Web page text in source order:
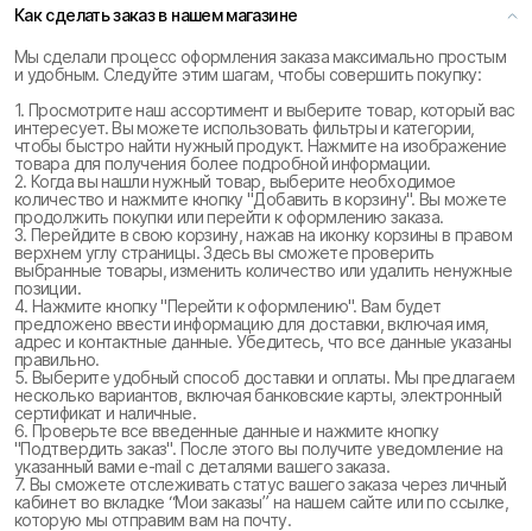
Как сделать заказ в нашем магазине
Мы сделали процесс оформления заказа максимально простым
и удобным. Следуйте этим шагам, чтобы совершить покупку:
1. Просмотрите наш ассортимент и выберите товар, который вас
интересует. Вы можете использовать фильтры и категории,
чтобы быстро найти нужный продукт. Нажмите на изображение
товара для получения более подробной информации.
2. Когда вы нашли нужный товар, выберите необходимое
количество и нажмите кнопку "Добавить в корзину". Вы можете
продолжить покупки или перейти к оформлению заказа.
3. Перейдите в свою корзину, нажав на иконку корзины в правом
верхнем углу страницы. Здесь вы сможете проверить
выбранные товары, изменить количество или удалить ненужные
позиции.
4. Нажмите кнопку "Перейти к оформлению". Вам будет
предложено ввести информацию для доставки, включая имя,
адрес и контактные данные. Убедитесь, что все данные указаны
правильно.
5. Выберите удобный способ доставки и оплаты. Мы предлагаем
несколько вариантов, включая банковские карты, электронный
сертификат и наличные.
6. Проверьте все введенные данные и нажмите кнопку
"Подтвердить заказ". После этого вы получите уведомление на
указанный вами e-mail с деталями вашего заказа.
7. Вы сможете отслеживать статус вашего заказа через личный
кабинет во вкладке “Мои заказы” на нашем сайте или по ссылке,
которую мы отправим вам на почту.